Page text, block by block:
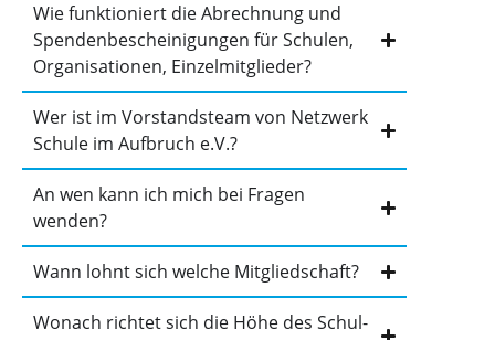
Wie funktioniert die Abrechnung und
Spendenbescheinigungen für Schulen,
Organisationen, Einzelmitglieder?
Wer ist im Vorstandsteam von Netzwerk
Schule im Aufbruch e.V.?
An wen kann ich mich bei Fragen
wenden?
Wann lohnt sich welche Mitgliedschaft?
Wonach richtet sich die Höhe des Schul-